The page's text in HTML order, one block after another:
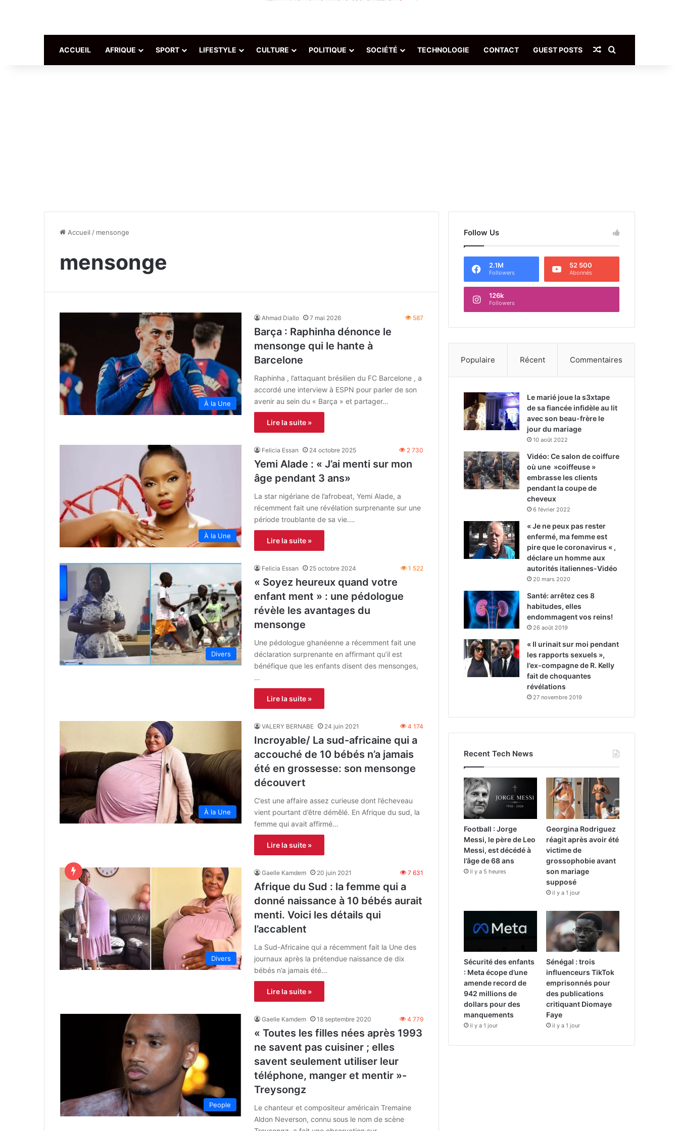
ACCUEIL AFRIQUE SPORT LIFESTYLE CULTURE POLITIQUE SOCIÉTÉ TECHNOLOGIE CONTACT GUEST POSTS Article Aléatoire
Accueil / mensonge
mensonge
À la Une
Ahmad Diallo 7 mai 2026 587
Barça : Raphinha dénonce le
mensonge qui le hante à
Barcelone
Raphinha , l’attaquant brésilien du FC Barcelone , a
accordé une interview à ESPN pour parler de son
avenir au sein du « Barça » et partager…
Lire la suite »
À la Une
Felicia Essan 24 octobre 2025 2 730
Yemi Alade : « J’ai menti sur mon
âge pendant 3 ans»
La star nigériane de l’afrobeat, Yemi Alade, a
récemment fait une révélation surprenante sur une
période troublante de sa vie.…
Lire la suite »
Divers
Felicia Essan 25 octobre 2024 1 522
« Soyez heureux quand votre
enfant ment » : une pédologue
révèle les avantages du
mensonge
Une pédologue ghanéenne a récemment fait une
déclaration surprenante en affirmant qu’il est
bénéfique que les enfants disent des mensonges,
…
Lire la suite »
À la Une
VALERY BERNABE 24 juin 2021 4 174
Incroyable/ La sud-africaine qui a
accouché de 10 bébés n’a jamais
été en grossesse: son mensonge
découvert
C’est une affaire assez curieuse dont l’écheveau
vient pourtant d’être démêlé. En Afrique du sud, la
femme qui avait affirmé…
Lire la suite »
Divers
Gaelle Kamdem 20 juin 2021 7 631
Afrique du Sud : la femme qui a
donné naissance à 10 bébés aurait
menti. Voici les détails qui
l’accablent
La Sud-Africaine qui a récemment fait la Une des
journaux après la prétendue naissance de dix
bébés n’a jamais été…
Lire la suite »
People
Gaelle Kamdem 18 septembre 2020 4 779
« Toutes les filles nées après 1993
ne savent pas cuisiner ; elles
savent seulement utiliser leur
téléphone, manger et mentir »-
Treysongz
Le chanteur et compositeur américain Tremaine
Aldon Neverson, connu sous le nom de scène
Follow Us
2.1M
Followers
52 500
Abonnés
126k
Followers
Populaire Récent Commentaires
Le marié joue la s3xtape
de sa fiancée infidèle au lit
avec son beau-frère le
jour du mariage
10 août 2022
Vidéo: Ce salon de coiffure
où une »coiffeuse »
embrasse les clients
pendant la coupe de
cheveux
6 février 2022
« Je ne peux pas rester
enfermé, ma femme est
pire que le coronavirus « ,
déclare un homme aux
autorités italiennes-Vidéo
20 mars 2020
Santé: arrêtez ces 8
habitudes, elles
endommagent vos reins!
26 août 2019
« Il urinait sur moi pendant
les rapports sexuels »,
l’ex-compagne de R. Kelly
fait de choquantes
révélations
27 novembre 2019
Recent Tech News
Football : Jorge
Messi, le père de Leo
Messi, est décédé à
l’âge de 68 ans
il y a 5 heures
Georgina Rodriguez
réagit après avoir été
victime de
grossophobie avant
son mariage
supposé
il y a 1 jour
Sécurité des enfants
: Meta écope d’une
amende record de
942 millions de
dollars pour des
manquements
il y a 1 jour
Sénégal : trois
influenceurs TikTok
emprisonnés pour
des publications
critiquant Diomaye
Faye
il y a 1 jour